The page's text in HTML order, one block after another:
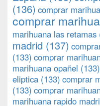
(136) comprar
comprar
marihuana las retamas
madrid (137)
(133) comprar
marihuana opañel (133)
eliptica (133) comprar
(133) comprar
marihuana rapido